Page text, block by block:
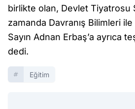
birlikte olan, Devlet Tiyatrosu
zamanda Davranış Bilimleri ile
Sayın Adnan Erbaş’a ayrıca
dedi.
Eğitim